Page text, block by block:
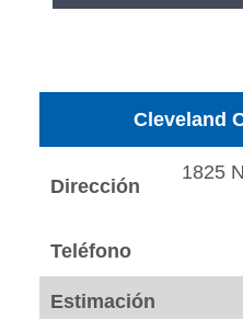
Cleveland
Dirección
1825
Teléfono
Estimación